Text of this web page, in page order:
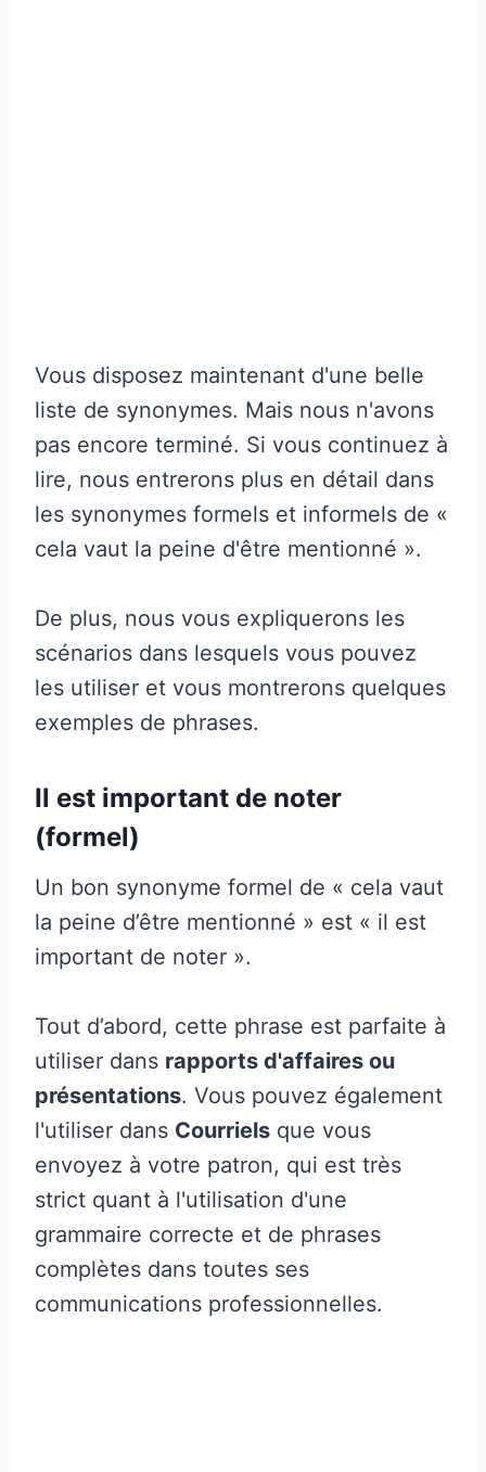
Vous disposez maintenant d'une belle
liste de synonymes. Mais nous n'avons
pas encore terminé. Si vous continuez à
lire, nous entrerons plus en détail dans
les synonymes formels et informels de «
cela vaut la peine d'être mentionné ».
De plus, nous vous expliquerons les
scénarios dans lesquels vous pouvez
les utiliser et vous montrerons quelques
exemples de phrases.
Il est important de noter
(formel)
Un bon synonyme formel de « cela vaut
la peine d’être mentionné » est « il est
important de noter ».
Tout d’abord, cette phrase est parfaite à
utiliser dans rapports d'affaires ou
présentations. Vous pouvez également
l'utiliser dans Courriels que vous
envoyez à votre patron, qui est très
strict quant à l'utilisation d'une
grammaire correcte et de phrases
complètes dans toutes ses
communications professionnelles.